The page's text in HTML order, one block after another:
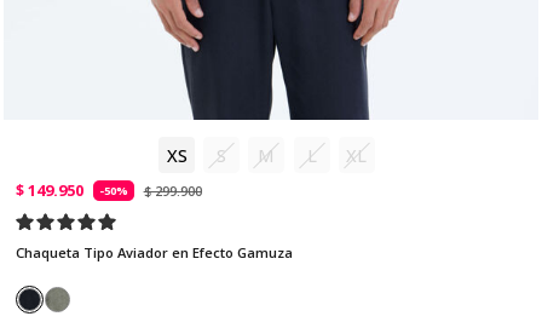
XS S M L XL
$ 149.950 -50% $ 299.900
Chaqueta Tipo Aviador en Efecto Gamuza